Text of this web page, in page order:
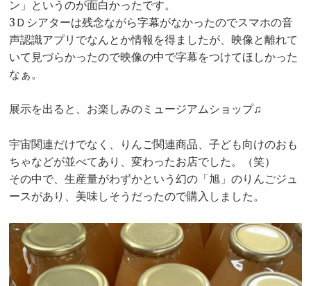
ン」というのが面白かったです。
3Ｄシアターは残念ながら字幕がなかったのでスマホの音
声認識アプリでなんとか情報を得ましたが、映像と離れて
いて見づらかったので映像の中で字幕をつけてほしかった
なぁ。
展示を出ると、お楽しみのミュージアムショップ♫
宇宙関連だけでなく、りんご関連商品、子ども向けのおも
ちゃなどが並べてあり、変わったお店でした。（笑）
その中で、生産量がわずかという幻の「旭」のりんごジュ
ースがあり、美味しそうだったので購入しました。